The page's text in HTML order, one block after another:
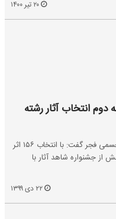
اثر به مرحله دوم انتخاب آثار رشته
عضو شورای داوری رشته نقاشی جشنواره تجسمی فجر گفت: با انتخاب ۱۵۶ اثر
‌جشنواره شاهد آثار با